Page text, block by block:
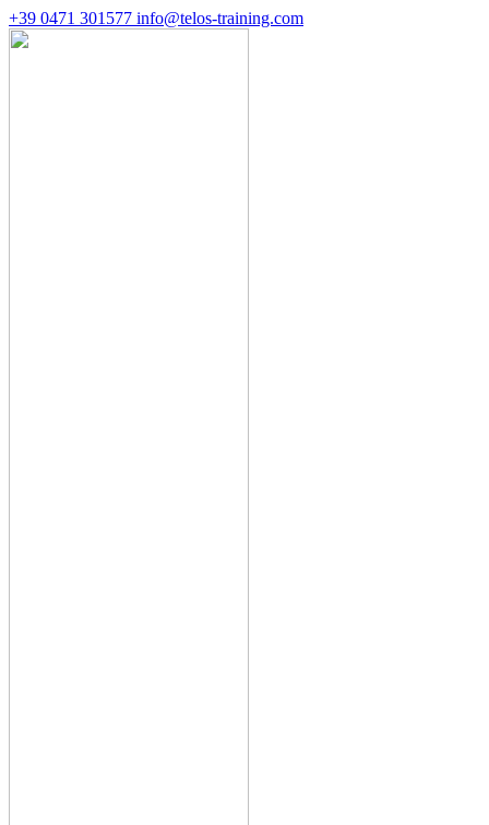
+39 0471 301577 info@telos-training.com